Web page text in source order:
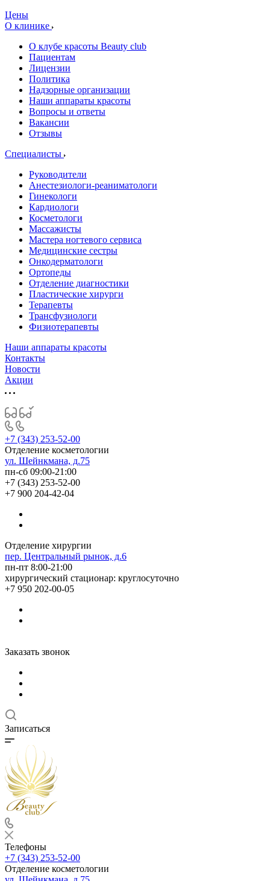
Цены
О клинике
О клубе красоты Beauty club
Пациентам
Лицензии
Политика
Надзорные организации
Наши аппараты красоты
Вопросы и ответы
Вакансии
Отзывы
Специалисты
Руководители
Анестезиологи-реаниматологи
Гинекологи
Кардиологи
Косметологи
Массажисты
Мастера ногтевого сервиса
Медицинские сестры
Онкодерматологи
Ортопеды
Отделение диагностики
Пластические хирурги
Терапевты
Трансфузиологи
Физиотерапевты
Наши аппараты красоты
Контакты
Новости
Акции
+7 (343) 253-52-00
Отделение косметологии
ул. Шейнкмана, д.75
пн-сб 09:00-21:00
+7 (343) 253-52-00
+7 900 204-42-04
Отделение хирургии
пер. Центральный рынок, д.6
пн-пт 8:00-21:00
хирургический стационар: круглосуточно
+7 950 202-00-05
Заказать звонок
Записаться
Телефоны
+7 (343) 253-52-00
Отделение косметологии